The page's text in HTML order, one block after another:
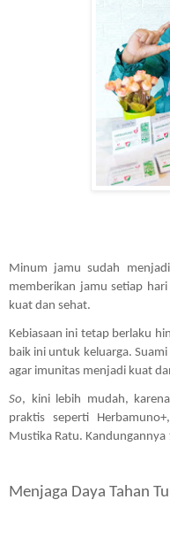
Minum jamu sudah
memberikan jamu setiap
kuat dan sehat.
Kebiasaan ini tetap berlaku
baik ini untuk keluarga.
agar imunitas menjadi kuat
So, kini lebih mudah,
praktis seperti
Mustika Ratu.
Menjaga Daya Tahan